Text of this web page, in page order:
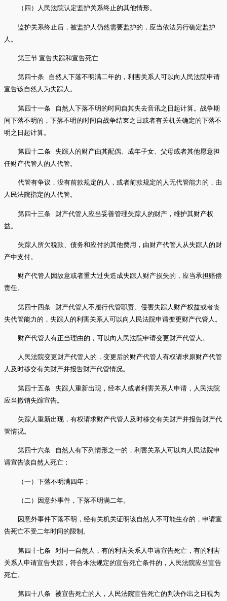
（四）人民法院认定监护关系终止的其他情形。
监护关系终止后，被监护人仍然需要监护的，应当依法另行确定监护
人。
第三节 宣告失踪和宣告死亡
第四十条 自然人下落不明满二年的，利害关系人可以向人民法院申请
宣告该自然人为失踪人。
第四十一条 自然人下落不明的时间自其失去音讯之日起计算。战争期
间下落不明的，下落不明的时间自战争结束之日或者有关机关确定的下落不
明之日起计算。
第四十二条 失踪人的财产由其配偶、成年子女、父母或者其他愿意担
任财产代管人的人代管。
代管有争议，没有前款规定的人，或者前款规定的人无代管能力的，由
人民法院指定的人代管。
第四十三条 财产代管人应当妥善管理失踪人的财产，维护其财产权
益。
失踪人所欠税款、债务和应付的其他费用，由财产代管人从失踪人的财
产中支付。
财产代管人因故意或者重大过失造成失踪人财产损失的，应当承担赔偿
责任。
第四十四条 财产代管人不履行代管职责、侵害失踪人财产权益或者丧
失代管能力的，失踪人的利害关系人可以向人民法院申请变更财产代管人。
财产代管人有正当理由的，可以向人民法院申请变更财产代管人。
人民法院变更财产代管人的，变更后的财产代管人有权请求原财产代管
人及时移交有关财产并报告财产代管情况。
第四十五条 失踪人重新出现，经本人或者利害关系人申请，人民法院
应当撤销失踪宣告。
失踪人重新出现，有权请求财产代管人及时移交有关财产并报告财产代
管情况。
第四十六条 自然人有下列情形之一的，利害关系人可以向人民法院申
请宣告该自然人死亡：
（一）下落不明满四年；
（二）因意外事件，下落不明满二年。
因意外事件下落不明，经有关机关证明该自然人不可能生存的，申请宣
告死亡不受二年时间的限制。
第四十七条 对同一自然人，有的利害关系人申请宣告死亡，有的利害
关系人申请宣告失踪，符合本法规定的宣告死亡条件的，人民法院应当宣告
死亡。
第四十八条 被宣告死亡的人，人民法院宣告死亡的判决作出之日视为